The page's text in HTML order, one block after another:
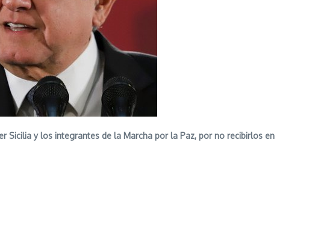
Sicilia y los integrantes de la Marcha por la Paz, por no recibirlos en